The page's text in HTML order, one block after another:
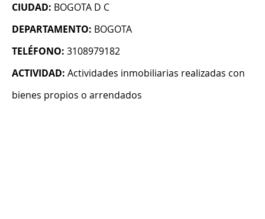
CIUDAD: BOGOTA D C
DEPARTAMENTO: BOGOTA
TELÉFONO: 3108979182
ACTIVIDAD: Actividades inmobiliarias realizadas con
bienes propios o arrendados